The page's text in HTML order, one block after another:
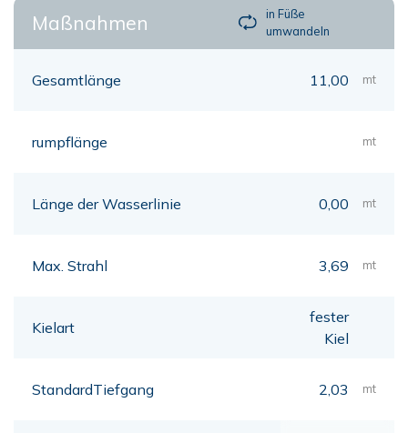
Maßnahmen
in Füße
umwandeln
Gesamtlänge 11,00 mt
rumpflänge mt
Länge der Wasserlinie 0,00 mt
Max. Strahl 3,69 mt
Kielart
fester
Kiel
StandardTiefgang 2,03 mt